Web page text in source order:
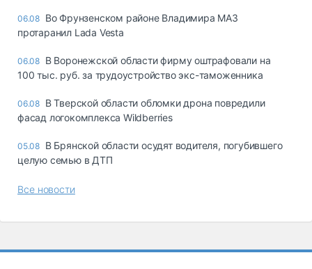
06.08 Во Фрунзенском районе Владимира МАЗ
протаранил Lada Vesta
06.08 В Воронежской области фирму оштрафовали на
100 тыс. руб. за трудоустройство экс-таможенника
06.08 В Тверской области обломки дрона повредили
фасад логокомплекса Wildberries
05.08 В Брянской области осудят водителя, погубившего
целую семью в ДТП
Все новости